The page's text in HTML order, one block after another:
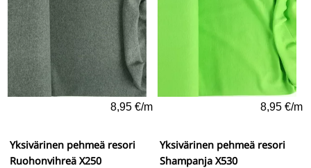
8,95 €/m 8,95 €/m
Yksivärinen pehmeä resori
Ruohonvihreä X250
Yksivärinen pehmeä resori
Shampanja X530